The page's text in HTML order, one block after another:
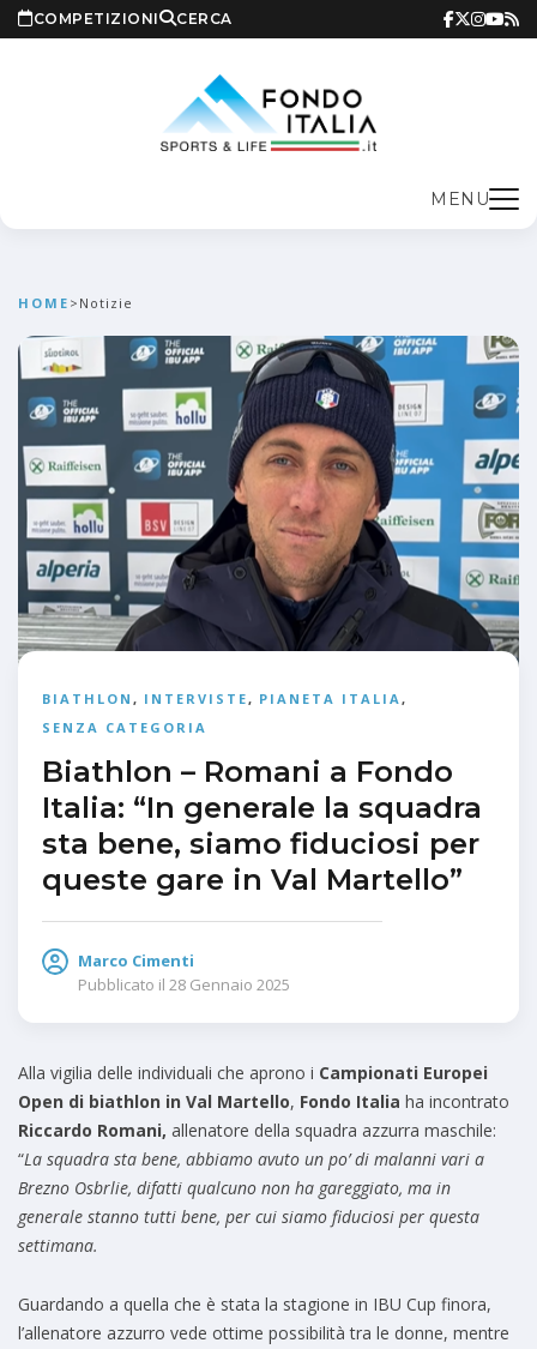
COMPETIZIONI CERCA
MENU
HOME > Notizie
BIATHLON , INTERVISTE, PIANETA ITALIA,
SENZA CATEGORIA
Biathlon – Romani a Fondo
Italia: “In generale la squadra
sta bene, siamo fiduciosi per
queste gare in Val Martello”
Marco Cimenti
Pubblicato il 28 Gennaio 2025
Alla vigilia delle individuali che aprono i Campionati Europei
Open di biathlon in Val Martello, Fondo Italia ha incontrato
Riccardo Romani, allenatore della squadra azzurra maschile:
“La squadra sta bene, abbiamo avuto un po’ di malanni vari a
Brezno Osbrlie, difatti qualcuno non ha gareggiato, ma in
generale stanno tutti bene, per cui siamo fiduciosi per questa
settimana.
Guardando a quella che è stata la stagione in IBU Cup finora,
l’allenatore azzurro vede ottime possibilità tra le donne, mentre